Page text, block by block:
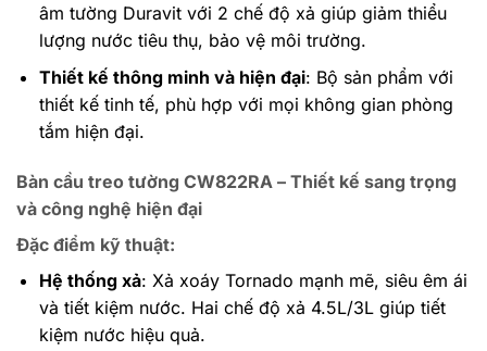
âm tường Duravit với 2 chế độ xả giúp giảm thiểu
lượng nước tiêu thụ, bảo vệ môi trường.
Thiết kế thông minh và hiện đại: Bộ sản phẩm với
thiết kế tinh tế, phù hợp với mọi không gian phòng
tắm hiện đại.
Bàn cầu treo tường CW822RA – Thiết kế sang trọng
và công nghệ hiện đại
Đặc điểm kỹ thuật:
Hệ thống xả: Xả xoáy Tornado mạnh mẽ, siêu êm ái
và tiết kiệm nước. Hai chế độ xả 4.5L/3L giúp tiết
kiệm nước hiệu quả.